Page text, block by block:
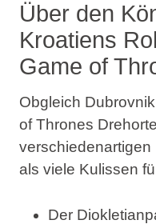
Über den
Kroatiens
Game of
Obgleich
of Thrones
als viele Kulissen
Der